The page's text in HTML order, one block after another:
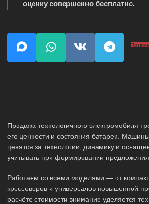
оценку совершенно бесплатно.
Продажа технологичного электромобиля
его ценности и состояния батареи.
ценятся за технологии, динамику и
учитывать при формировании предложения
Работаем со всеми моделями — от
кроссоверов и универсалов повышенной
расчёте стоимости внимание уделяется